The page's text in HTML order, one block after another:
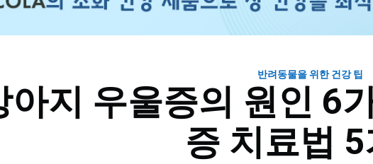
반려동물을 위한 건강 팁
아지 우울증의 원인 6
증 치료법 5